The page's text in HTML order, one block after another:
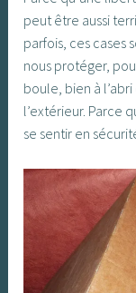
peut être aussi
parfois, ces cases
nous protéger,
boule, bien à
l’extérieur. Parce
se sentir en